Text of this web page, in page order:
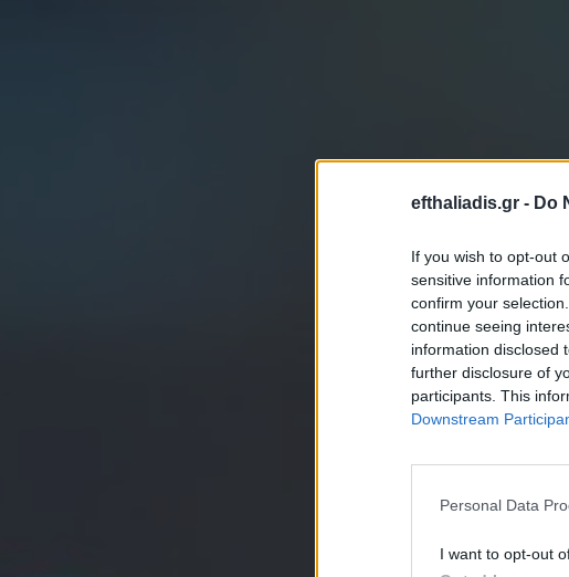
efthaliadis.gr - Do
If you wish to opt-out
sensitive information
confirm your
continue seeing
information disclosed
further disclosure of
participants. This
Downstream
Personal Data
I want to opt-out